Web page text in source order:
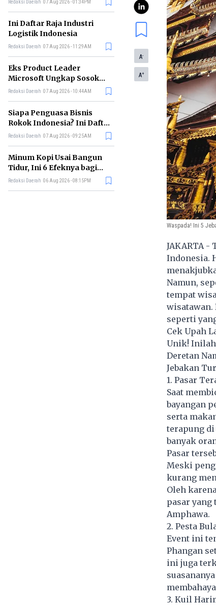
Redaksi Daerah 07 Aug 2026 - 01:34PM
Ini Daftar Raja Industri
Logistik Indonesia
Redaksi Daerah 07 Aug 2026 - 11:29AM
Eks Product Leader
Microsoft Ungkap Sosok
yang Paling Cocok
Redaksi Daerah 07 Aug 2026 - 10:44AM
Siapa Penguasa Bisnis
Rokok Indonesia? Ini Daftar
Perusahaan Terbesarnya
Redaksi Daerah 07 Aug 2026 - 09:25AM
Minum Kopi Usai Bangun
Tidur, Ini 6 Efeknya bagi
Kesehatan Tubuh
Redaksi Daerah 06 Aug 2026 - 08:15PM
A-
A+
Waspada! Ini 5
JAKARTA
Indonesia.
Namun,
tempat
wisatawan.
seperti
Cek Upah
Unik! Inilah
Deretan
Jebakan
1. Pasar
Saat
bayangan
serta
terapung di
banyak
Pasar
Meski
kurang
Oleh
pasar
Amphawa.
2. Pesta
Event ini
Phangan
ini juga
3. Kuil